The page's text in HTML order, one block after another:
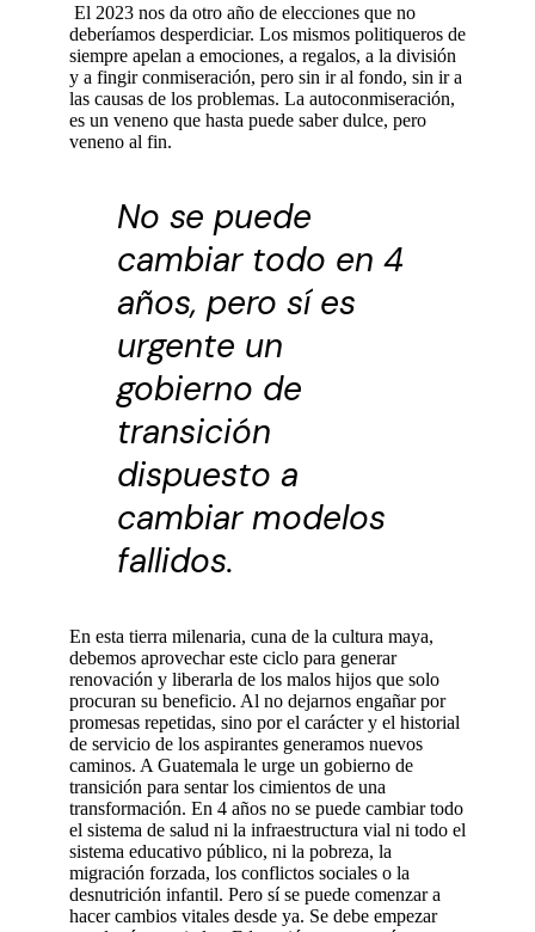
El 2023 nos da otro año de elecciones que no
deberíamos desperdiciar. Los mismos politiqueros de
siempre apelan a emociones, a regalos, a la división
y a fingir conmiseración, pero sin ir al fondo, sin ir a
las causas de los problemas. La autoconmiseración,
es un veneno que hasta puede saber dulce, pero
veneno al fin.
No se puede
cambiar todo en 4
años, pero sí es
urgente un
gobierno de
transición
dispuesto a
cambiar modelos
fallidos.
En esta tierra milenaria, cuna de la cultura maya,
debemos aprovechar este ciclo para generar
renovación y liberarla de los malos hijos que solo
procuran su beneficio. Al no dejarnos engañar por
promesas repetidas, sino por el carácter y el historial
de servicio de los aspirantes generamos nuevos
caminos. A Guatemala le urge un gobierno de
transición para sentar los cimientos de una
transformación. En 4 años no se puede cambiar todo
el sistema de salud ni la infraestructura vial ni todo el
sistema educativo público, ni la pobreza, la
migración forzada, los conflictos sociales o la
desnutrición infantil. Pero sí se puede comenzar a
hacer cambios vitales desde ya. Se debe empezar